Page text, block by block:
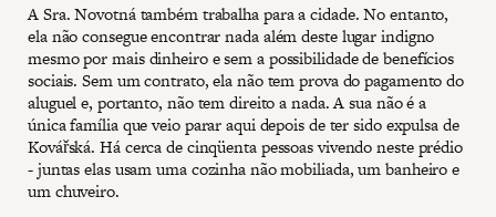
A Sra. Novotná também trabalha para a cidade. No entanto,
ela não consegue encontrar nada além deste lugar indigno
mesmo por mais dinheiro e sem a possibilidade de benefícios
sociais. Sem um contrato, ela não tem prova do pagamento do
aluguel e, portanto, não tem direito a nada. A sua não é a
única família que veio parar aqui depois de ter sido expulsa de
Kovářská. Há cerca de cinqüenta pessoas vivendo neste prédio
- juntas elas usam uma cozinha não mobiliada, um banheiro e
um chuveiro.